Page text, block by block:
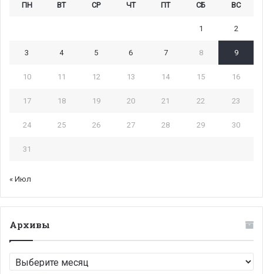
ПН ВТ СР ЧТ ПТ СБ ВС
1 2
3 4 5 6 7 8 9
10 11 12 13 14 15 16
17 18 19 20 21 22 23
24 25 26 27 28 29 30
31
« Июл
Архивы
Архивы